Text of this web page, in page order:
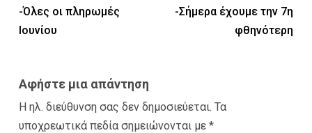
-Όλες οι πληρωμές
Ιουνίου
-Σήμερα έχουμε την 7η
φθηνότερη
Αφήστε μια απάντηση
Η ηλ. διεύθυνση σας δεν δημοσιεύεται. Τα
υποχρεωτικά πεδία σημειώνονται με *